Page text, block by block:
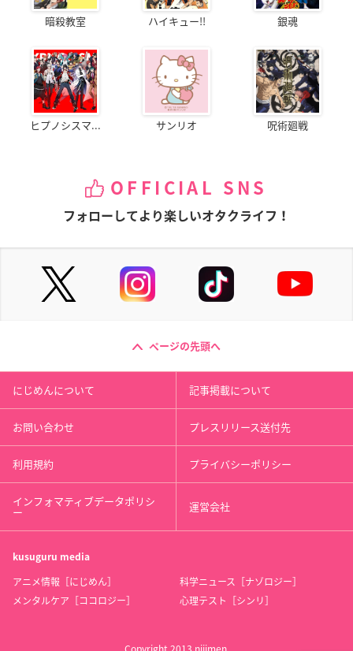
暗殺教室 ハイキュー!! 銀魂
ヒプノシスマ... サンリオ 呪術廻戦
OFFICIAL SNS
フォローしてより楽しいオタクライフ！
ページの先頭へ
にじめんについて 記事掲載について
お問い合わせ プレスリリース送付先
利用規約 プライバシーポリシー
インフォマティブデータポリシ
ー 運営会社
kusuguru media
アニメ情報［にじめん］
科学ニュース［ナゾロジー］
メンタルケア［ココロジー］
心理テスト［シンリ］